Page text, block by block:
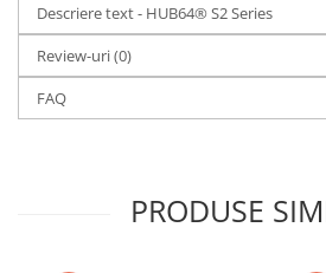
Descriere text - HUB64® S2 Series
Review-uri(0)
FAQ
PRODUSE